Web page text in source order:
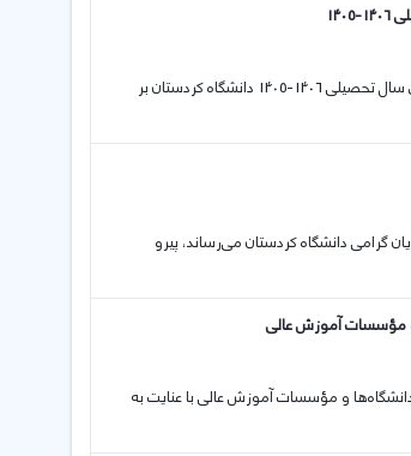
12 04 2026 فراخوان پذیرش بدون آزمون استعدادهای درخشان دانشگاه کردستان در دوره دکتری برای سال تحصیلی 1406-1405 دانشگاه کردستان بر
۱۵ فروردین ماه به اطلاع دانشجویان گرامی دانشگاه کردستان می‌رساند، پیرو
مؤسسات آموزش عالی
دانشگاه‌ها و مؤسسات آموزش عالی با عنایت به